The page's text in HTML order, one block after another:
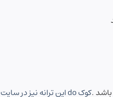
.کوک do این ترانه نیز در سایت موجود می باشد